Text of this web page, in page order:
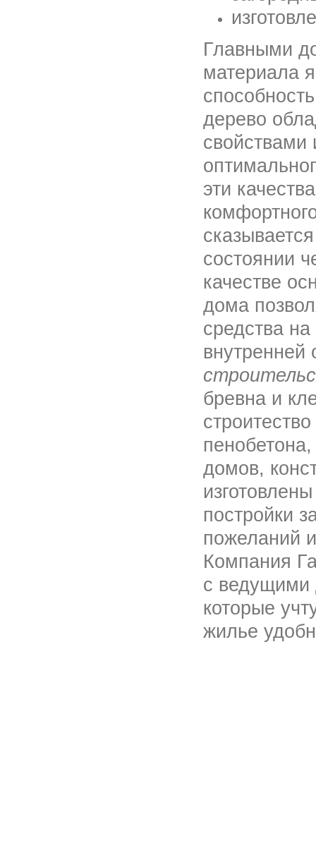
Главными
материала
дерево
эти
состоянии
качестве
дома
средства
внутренней
бревна и
домов,
постройки
пожеланий
Компания
с ведущими
которые
жилье